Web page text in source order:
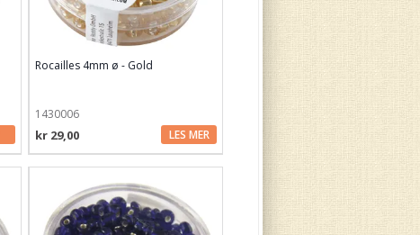
Rocailles 4mm ø - Gold
1430006
kr 29,00 LES MER